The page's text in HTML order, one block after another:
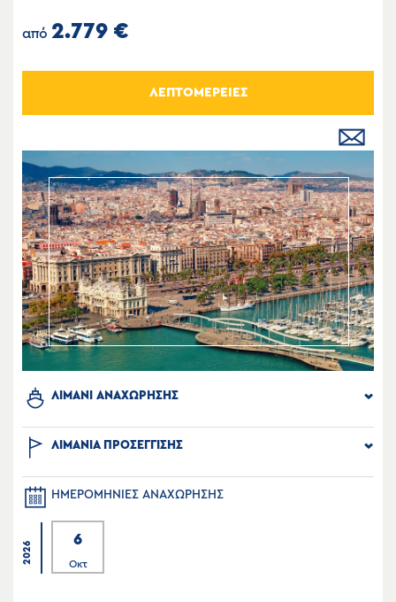
από 2.779 €
ΛΕΠΤΟΜΕΡΕΙΕΣ
ΛΙΜΑΝΙ ΑΝΑΧΩΡΗΣΗΣ
ΛΙΜΑΝΙΑ ΠΡΟΣΕΓΓΙΣΗΣ
ΗΜΕΡΟΜΗΝΙΕΣ ΑΝΑΧΩΡΗΣΗΣ
2026
6
Οκτ